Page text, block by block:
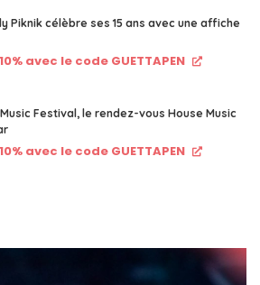
Piknik célèbre ses 15 ans avec une affiche
avec le code GUETTAPEN
Festival, le rendez-vous House Music
avec le code GUETTAPEN